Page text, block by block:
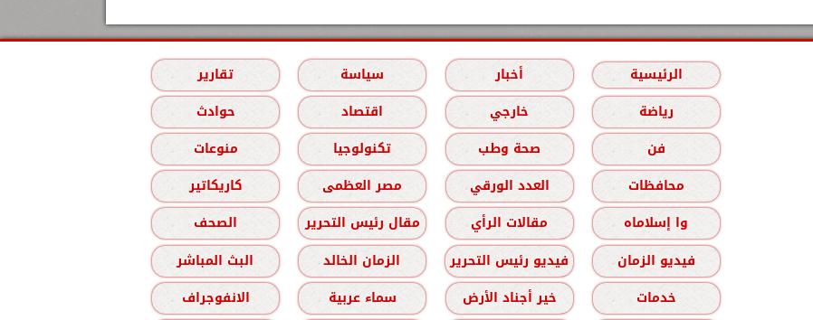
الرئيسية أخبار سياسة
تقارير
رياضة
خارجي اقتصاد
حوادث
فن
صحة وطب تكنولوجيا
منوعات
محافظات
العدد الورقي مصر العظمى
كاريكاتير
وا إسلاماه
مقالات الرأي مقال رئيس التحرير
الصحف
فيديو الزمان
فيديو رئيس التحرير الزمان الخالد
البث المباشر
خدمات
خير أجناد الأرض سماء عربية الانفوجراف